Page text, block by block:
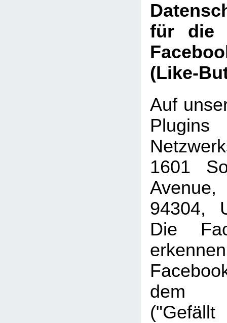
für die
(Like-
Auf
Plugins
1601
94304,
Die
dem